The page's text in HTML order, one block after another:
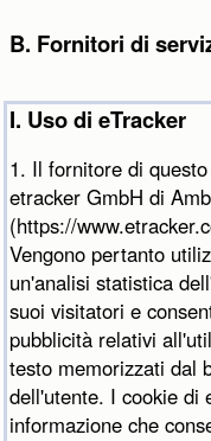
B. Fornitori di
I. Uso di eTracker
1. Il fornitore di
etracker GmbH di
(https://
Vengono pertanto
un'analisi statistica
suoi visitatori e
pubblicità relativi
testo memorizzati dal
dell'utente. I cookie di
informazione che